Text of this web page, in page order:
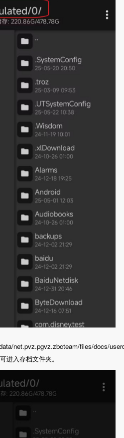
net.pvz.pgvz.zbcteam/files/docs/
进入存档文件夹。